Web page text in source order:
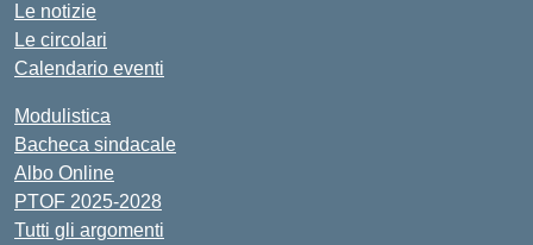
Le notizie
Le circolari
Calendario eventi
Modulistica
Bacheca sindacale
Albo Online
PTOF 2025-2028
Tutti gli argomenti